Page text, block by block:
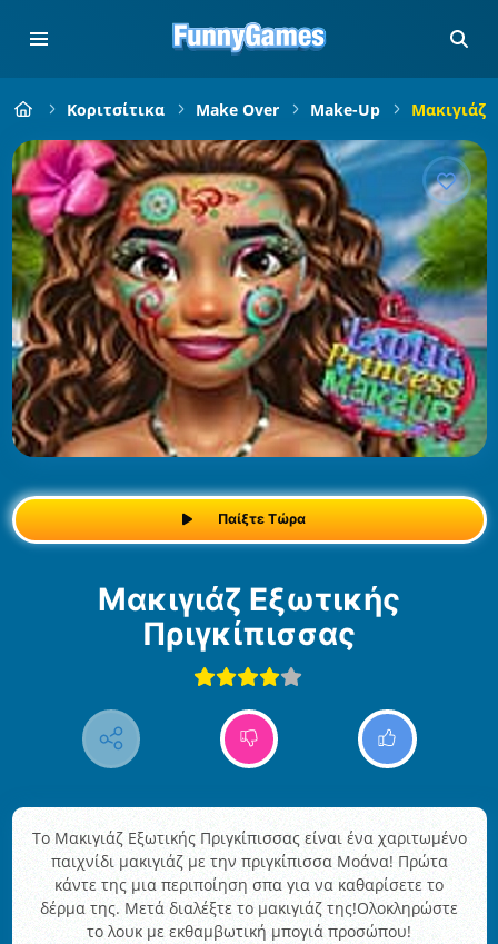
Κοριτσίτικα Make Over Make-Up Μακιγιάζ
Παίξτε Τώρα
Μακιγιάζ Εξωτικής
Πριγκίπισσας
Το Μακιγιάζ Εξωτικής Πριγκίπισσας είναι ένα χαριτωμένο
παιχνίδι μακιγιάζ με την πριγκίπισσα Μοάνα! Πρώτα
κάντε της μια περιποίηση σπα για να καθαρίσετε το
δέρμα της. Μετά διαλέξτε το μακιγιάζ της!Ολοκληρώστε
το λουκ με εκθαμβωτική μπογιά προσώπου!